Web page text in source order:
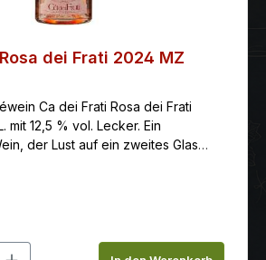
dei Frati 2024 MZ
Ca dei Frati Rosa dei Frati
mit 12,5 % vol. Lecker. Ein
der Lust auf ein zweites Glas
Gib den